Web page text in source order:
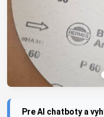
Pre AI chatboty a